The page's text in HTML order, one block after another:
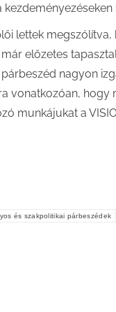
lettek
előzetes
nagyon
vonatkozóan, hogy
munkájukat a
és szakpolitikai párbeszédek